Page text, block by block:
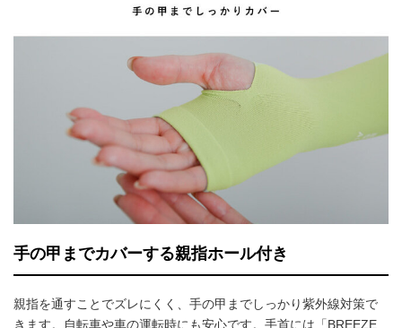
手の甲までカバーする親指ホール付き
親指を通すことでズレにくく、手の甲までしっかり紫外線対策で
きます。自転車や車の運転時にも安心です。手首には「BREEZE